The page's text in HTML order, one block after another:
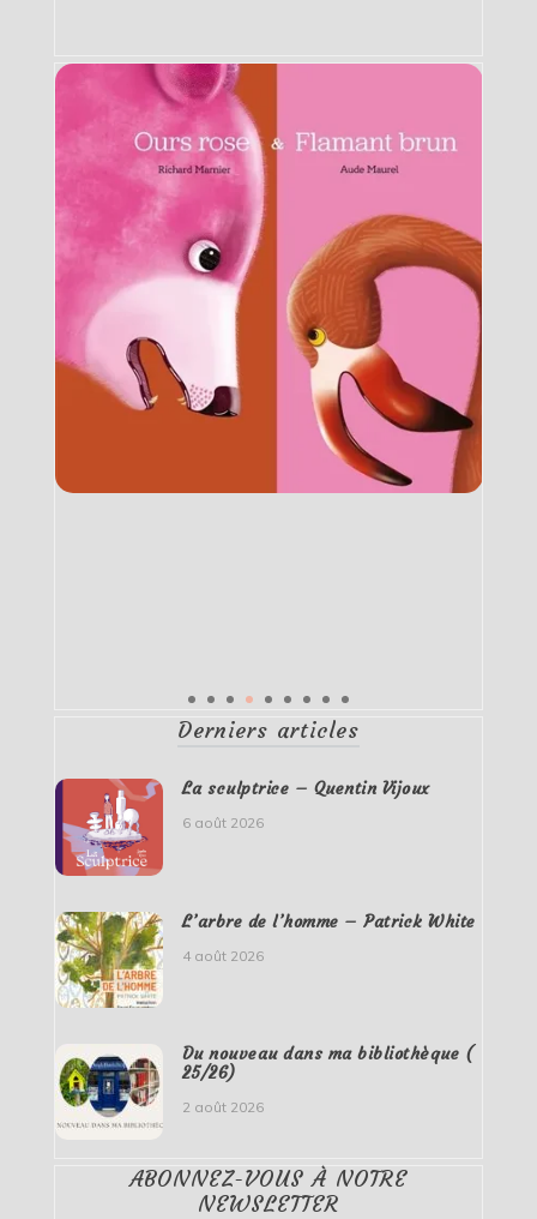
Derniers articles
La sculptrice – Quentin Vijoux
6 août 2026
L’arbre de l’homme – Patrick White
4 août 2026
Du nouveau dans ma bibliothèque (
25/26)
2 août 2026
ABONNEZ-VOUS À NOTRE
NEWSLETTER